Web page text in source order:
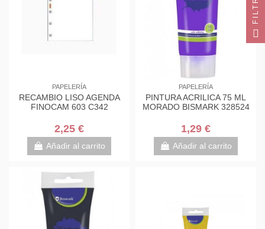
PAPELERÍA
RECAMBIO LISO AGENDA
FINOCAM 603 C342
2,25 €
Añadir al carrito
PAPELERÍA
PINTURA ACRILICA 75 ML
MORADO BISMARK 328524
1,29 €
Añadir al carrito